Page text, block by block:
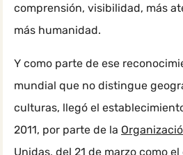
comprensión, visibilidad, más
más humanidad.
Y como parte de ese
mundial que no distingue
culturas, llegó el
2011, por parte de la
Unidas, del 21 de marzo como